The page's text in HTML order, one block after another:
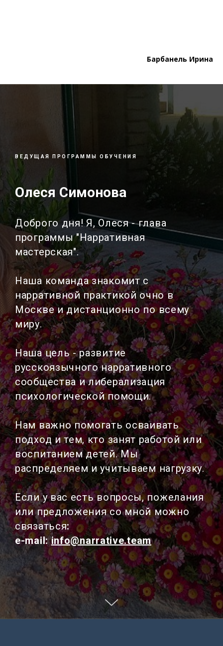
Барбанель Ирина
ВЕДУЩАЯ ПРОГРАММЫ ОБУЧЕНИЯ
Олеся Симонова
Доброго дня! Я, Олеся - глава
программы "Нарративная
мастерская".
Наша команда знакомит с
нарративной практикой очно в
Москве и дистанционно по всему
миру.
Наша цель - развитие
русскоязычного нарративного
сообщества и либерализация
психологической помощи.
Нам важно помогать осваивать
подход и тем, кто занят работой или
воспитанием детей. Мы
распределяем и учитываем нагрузку.
Если у вас есть вопросы, пожелания
или предложения со мной можно
связаться:
e-mail:info@narrative.team